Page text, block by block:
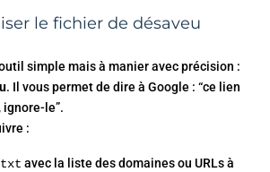
le fichier de désaveu
simple mais à manier avec précision :
. Il vous permet de dire à Google : “ce lien
ignore-le”.
:
avec la liste des domaines ou URLs à